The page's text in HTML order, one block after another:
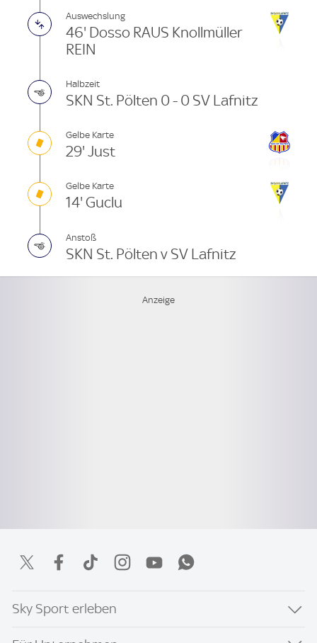
Auswechslung
46' Dosso RAUS Knollmüller
REIN
Halbzeit
SKN St. Pölten 0 - 0 SV Lafnitz
Gelbe Karte
29' Just
Gelbe Karte
14' Guclu
Anstoß
SKN St. Pölten v SV Lafnitz
Sky Sport erleben